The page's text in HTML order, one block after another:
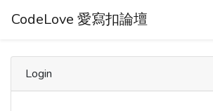
CodeLove 愛寫扣論壇
Login